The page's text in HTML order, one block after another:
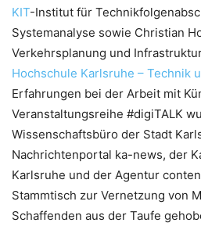
KIT-Institut für
Systemanalyse sowie Christian
Verkehrsplanung und
Hochschule Karlsruhe – Technik
Erfahrungen bei der Arbeit mit
Veranstaltungsreihe #digiTALK
Wissenschaftsbüro der Stadt
Nachrichtenportal ka-news, der
Karlsruhe und der Agentur
Stammtisch zur Vernetzung von
Schaffenden aus der Taufe